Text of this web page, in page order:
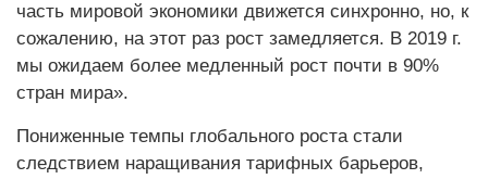
часть мировой экономики движется синхронно, но, к
сожалению, на этот раз рост замедляется. В 2019 г.
мы ожидаем более медленный рост почти в 90%
стран мира».
Пониженные темпы глобального роста стали
следствием наращивания тарифных барьеров,